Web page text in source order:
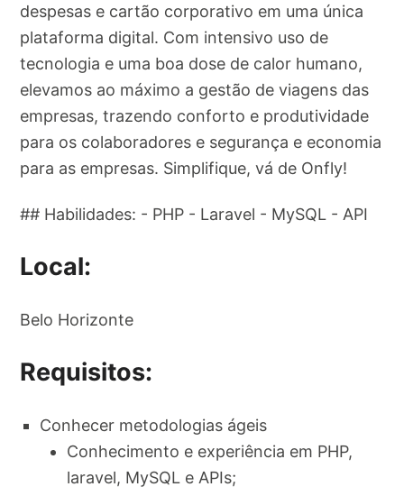
despesas e cartão corporativo em uma única
plataforma digital. Com intensivo uso de
tecnologia e uma boa dose de calor humano,
elevamos ao máximo a gestão de viagens das
empresas, trazendo conforto e produtividade
para os colaboradores e segurança e economia
para as empresas. Simplifique, vá de Onfly!
## Habilidades: - PHP - Laravel - MySQL - API
Local:
Belo Horizonte
Requisitos:
Conhecer metodologias ágeis
Conhecimento e experiência em PHP,
laravel, MySQL e APIs;